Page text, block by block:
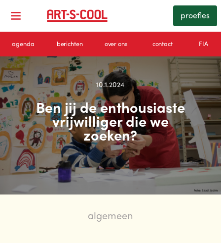
proefles
agenda berichten over ons contact FIA
10.1.2024
Ben jij de enthousiaste
vrijwilliger die we
zoeken?
algemeen